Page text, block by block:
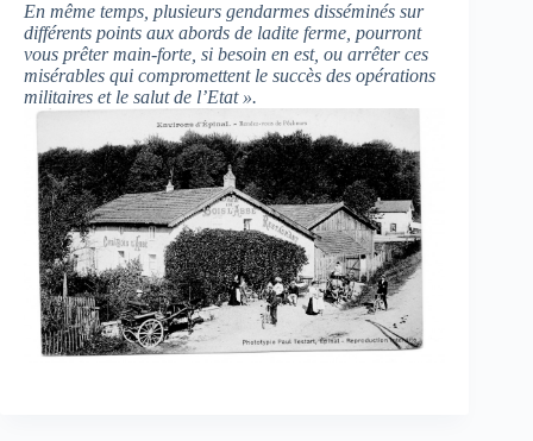
En même temps, plusieurs gendarmes disséminés sur
différents points aux abords de ladite ferme, pourront
vous prêter main-forte, si besoin en est, ou arrêter ces
misérables qui compromettent le succès des opérations
militaires et le salut de l’Etat ».